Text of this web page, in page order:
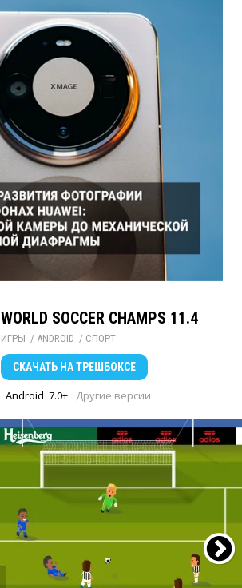
WORLD SOCCER CHAMPS 11.4
ИГРЫ / ANDROID / СПОРТ
СКАЧАТЬ НА ТРЕШБОКСЕ
Android 7.0+ Другие версии